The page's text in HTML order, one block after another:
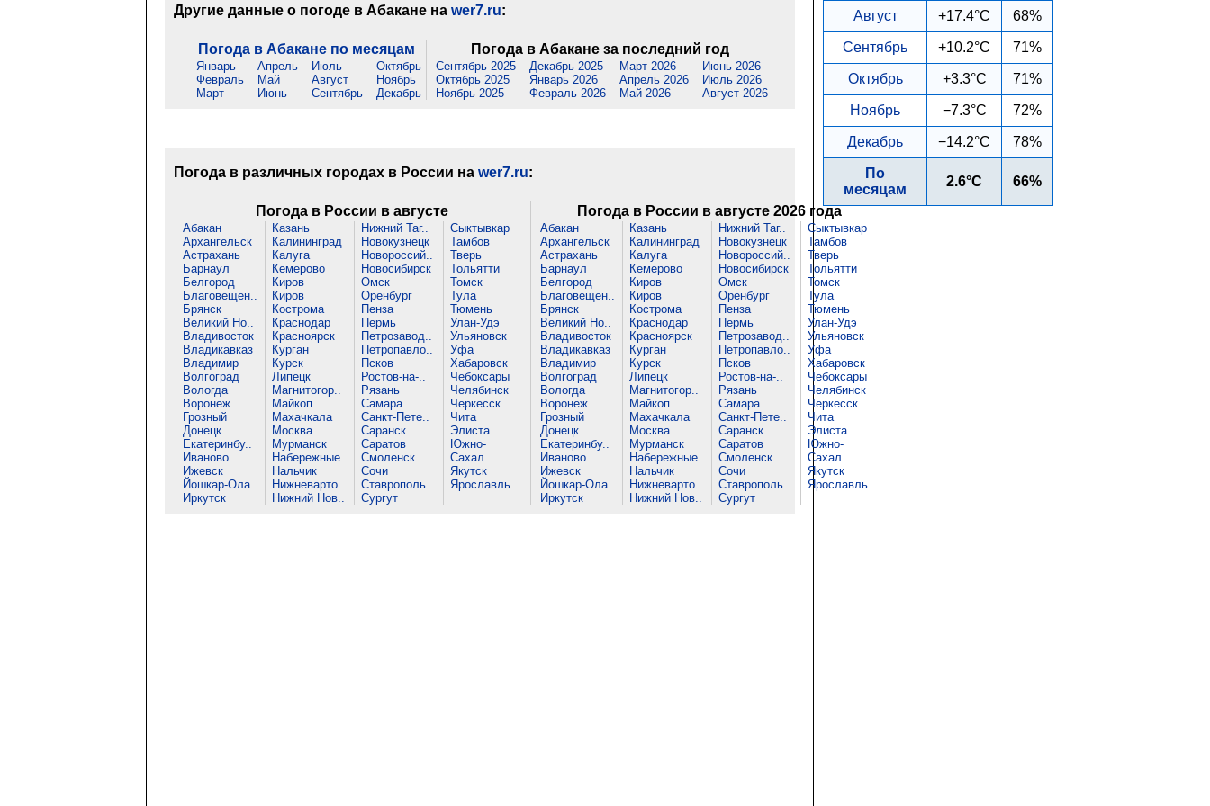
Другие данные о погоде в Абакане на wer7.ru:
Погода в Абакане по месяцам Погода в Абакане за последний год
Январь Апрель Июль Октябрь Сентябрь 2025 Декабрь 2025 Март 2026
Июнь 2026
Февраль
Май Август Ноябрь Октябрь 2025 Январь 2026 Апрель 2026
Июль 2026
Март
Июнь Сентябрь Декабрь Ноябрь 2025 Февраль 2026 Май 2026 Август 2026
Погода в различных городах в России на wer7.ru:
Погода в России в августе Погода в России в августе 2026 года
Абакан
Архангельск
Астрахань
Барнаул
Белгород
Благовещен..
Брянск
Великий Но..
Владивосток
Владикавказ
Владимир
Волгоград
Вологда
Воронеж
Грозный
Донецк
Екатеринбу..
Иваново
Ижевск
Йошкар-Ола
Иркутск
Казань
Калининград
Калуга
Кемерово
Киров
Киров
Кострома
Краснодар
Красноярск
Курган
Курск
Липецк
Магнитогор..
Майкоп
Махачкала
Москва
Мурманск
Набережные..
Нальчик
Нижневарто..
Нижний Нов..
Нижний Таг..
Новокузнецк
Новороссий..
Новосибирск
Омск
Оренбург
Пенза
Пермь
Петрозавод..
Петропавло..
Псков
Ростов-на-..
Рязань
Самара
Санкт-Пете..
Саранск
Саратов
Смоленск
Сочи
Ставрополь
Сургут
Сыктывкар
Тамбов
Тверь
Тольятти
Томск
Тула
Тюмень
Улан-Удэ
Ульяновск
Уфа
Хабаровск
Чебоксары
Челябинск
Черкесск
Чита
Элиста
Южно-
Сахал..
Якутск
Ярославль
Абакан
Архангельск
Астрахань
Барнаул
Белгород
Благовещен..
Брянск
Великий Но..
Владивосток
Владикавказ
Владимир
Волгоград
Вологда
Воронеж
Грозный
Донецк
Екатеринбу..
Иваново
Ижевск
Йошкар-Ола
Иркутск
Казань
Калининград
Калуга
Кемерово
Киров
Киров
Кострома
Краснодар
Красноярск
Курган
Курск
Липецк
Магнитогор..
Майкоп
Махачкала
Москва
Мурманск
Набережные..
Нальчик
Нижневарто..
Нижний Нов..
Нижний Таг..
Новокузнецк
Новороссий..
Новосибирск
Омск
Оренбург
Пенза
Пермь
Петрозавод..
Петропавло..
Псков
Ростов-на-..
Рязань
Самара
Санкт-Пете..
Саранск
Саратов
Смоленск
Сочи
Ставрополь
Сургут
Сыктывкар
Тамбов
Тверь
Тольятти
Томск
Тула
Тюмень
Улан-Удэ
Ульяновск
Уфа
Хабаровск
Чебоксары
Челябинск
Черкесск
Чита
Элиста
Южно-
Сахал..
Якутск
Ярославль
Август +17.4°C 68%
Сентябрь +10.2°C 71%
Октябрь +3.3°C 71%
Ноябрь −7.3°C 72%
Декабрь −14.2°C 78%
По
месяцам
2.6°C 66%